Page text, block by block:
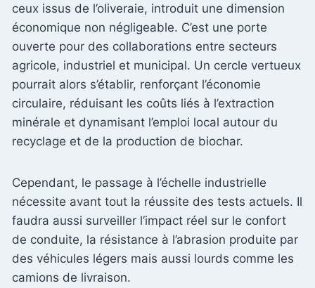
ceux issus de l’oliveraie, introduit une dimension
économique non négligeable. C’est une porte
ouverte pour des collaborations entre secteurs
agricole, industriel et municipal. Un cercle vertueux
pourrait alors s’établir, renforçant l’économie
circulaire, réduisant les coûts liés à l’extraction
minérale et dynamisant l’emploi local autour du
recyclage et de la production de biochar.
Cependant, le passage à l’échelle industrielle
nécessite avant tout la réussite des tests actuels. Il
faudra aussi surveiller l’impact réel sur le confort
de conduite, la résistance à l’abrasion produite par
des véhicules légers mais aussi lourds comme les
camions de livraison.